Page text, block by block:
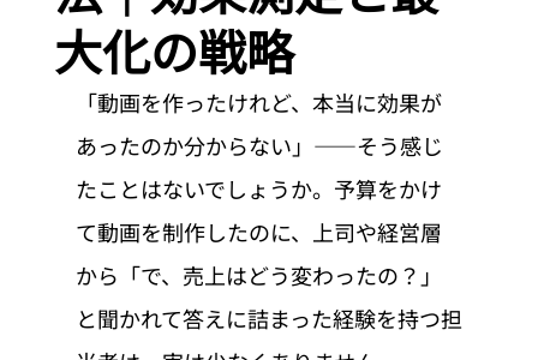
大化の戦略
「動画を作ったけれど、本当に効果が
あったのか分からない」——そう感じ
たことはないでしょうか。予算をかけ
て動画を制作したのに、上司や経営層
から「で、売上はどう変わったの？」
と聞かれて答えに詰まった経験を持つ担